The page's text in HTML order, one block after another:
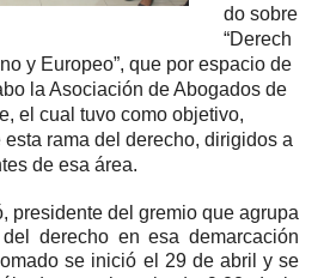
do sobre
“Derech
y Europeo”, que por espacio de
la Asociación de Abogados de
el cual tuvo como objetivo,
rama del derecho, dirigidos a
de esa área.
presidente del gremio que agrupa
derecho en esa demarcación
se inició el 29 de abril y se